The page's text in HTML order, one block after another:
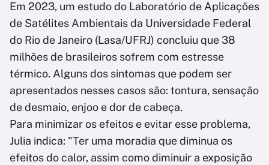
Em 2023, um estudo do Laboratório de Aplicações
de Satélites Ambientais da Universidade Federal
do Rio de Janeiro (Lasa/UFRJ) concluiu que 38
milhões de brasileiros sofrem com estresse
térmico. Alguns dos sintomas que podem ser
apresentados nesses casos são: tontura, sensação
de desmaio, enjoo e dor de cabeça.
Para minimizar os efeitos e evitar esse problema,
Julia indica: "Ter uma moradia que diminua os
efeitos do calor, assim como diminuir a exposição